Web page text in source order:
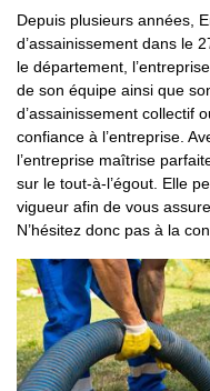
Depuis plusieurs années,
d’assainissement dans le
le département,
de son équipe ainsi que
d’assainissement collectif
confiance à l’entreprise.
l’entreprise maîtrise
sur le tout-à-l’égout. Elle
vigueur afin de vous
N’hésitez donc pas à la